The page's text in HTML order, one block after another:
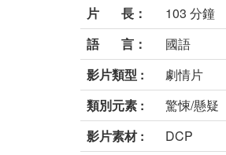
片 長：
103 分鐘
語 言：
國語
影片類型 :
劇情片
類別元素 :
驚悚/懸疑
影片素材 :
DCP